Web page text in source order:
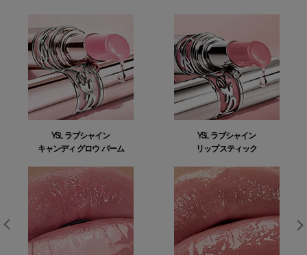
YSL ラブシャイン
キャンディ グロウ バーム
YSL ラブシャイン
リップスティック